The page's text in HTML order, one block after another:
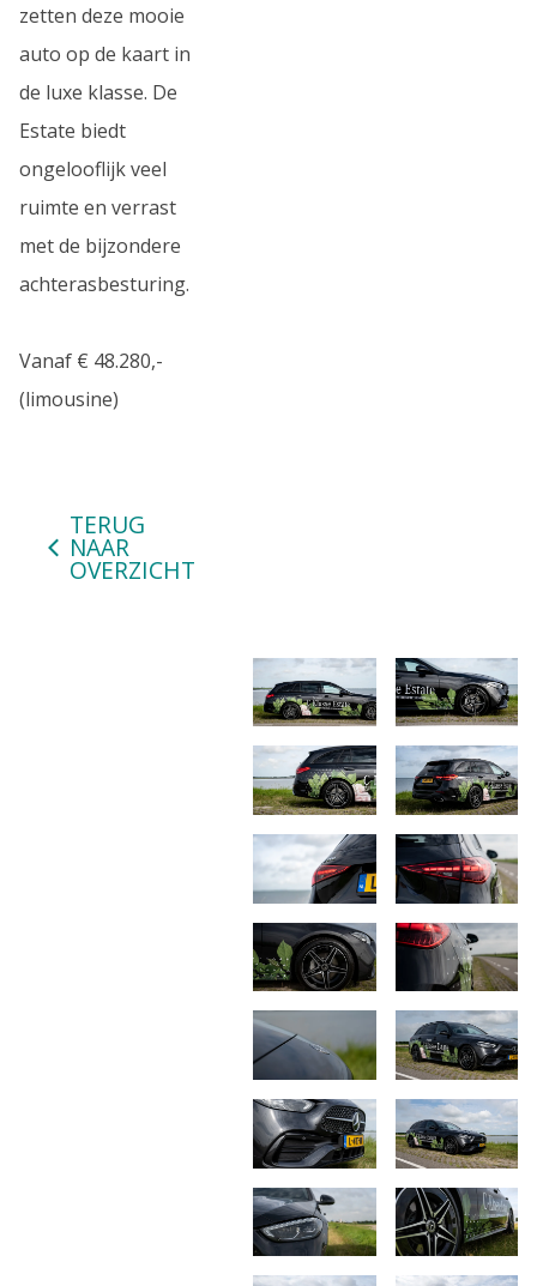
zetten deze mooie
auto op de kaart in
de luxe klasse. De
Estate biedt
ongelooflijk veel
ruimte en verrast
met de bijzondere
achterasbesturing.
Vanaf € 48.280,-
(limousine)
TERUG
NAAR
OVERZICHT